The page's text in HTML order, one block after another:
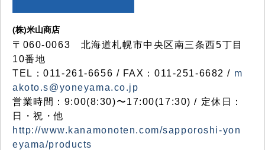
(株)米山商店
〒060-0063 北海道札幌市中央区南三条西5丁目
10番地
TEL：011-261-6656 / FAX：011-251-6682 / m
akoto.s@yoneyama.co.jp
営業時間：9:00(8:30)〜17:00(17:30) / 定休日：
日・祝・他
http://www.kanamonoten.com/sapporoshi-yon
eyama/products